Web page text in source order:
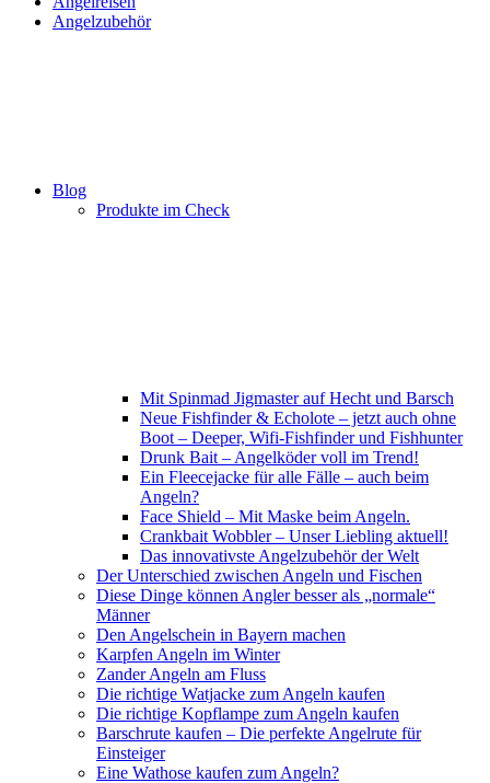
Angelzubehör
Blog
Produkte im Check
Mit Spinmad Jigmaster auf Hecht und Barsch
Neue Fishfinder & Echolote – jetzt auch ohne
Boot – Deeper, Wifi-Fishfinder und Fishhunter
Drunk Bait – Angelköder voll im Trend!
Ein Fleecejacke für alle Fälle – auch beim
Angeln?
Face Shield – Mit Maske beim Angeln.
Crankbait Wobbler – Unser Liebling aktuell!
Das innovativste Angelzubehör der Welt
Der Unterschied zwischen Angeln und Fischen
Diese Dinge können Angler besser als „normale“
Männer
Den Angelschein in Bayern machen
Karpfen Angeln im Winter
Zander Angeln am Fluss
Die richtige Watjacke zum Angeln kaufen
Die richtige Kopflampe zum Angeln kaufen
Barschrute kaufen – Die perfekte Angelrute für
Einsteiger
Eine Wathose kaufen zum Angeln?